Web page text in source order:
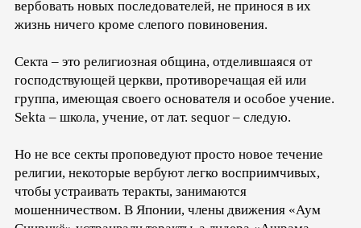
вербовать новых последователей, не принося в их
жизнь ничего кроме слепого повиновения.
Секта – это религиозная община, отделившаяся от
господствующей церкви, противоречащая ей или
группа, имеющая своего основателя и особое учение.
Sekta – школа, учение, от лат. sequor – следую.
Но не все секты проповедуют просто новое течение
религии, некоторые вербуют легко восприимчивых,
чтобы устраивать теракты, занимаются
мошенничеством. В Японии, члены движения «Аум